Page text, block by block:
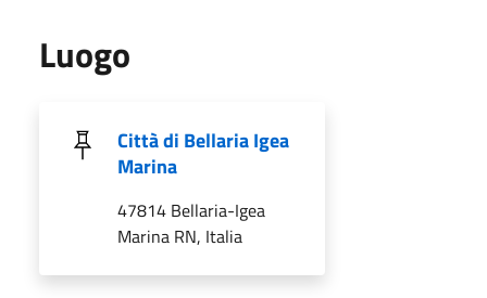
Luogo
Città di Bellaria Igea
Marina
47814 Bellaria-Igea
Marina RN, Italia